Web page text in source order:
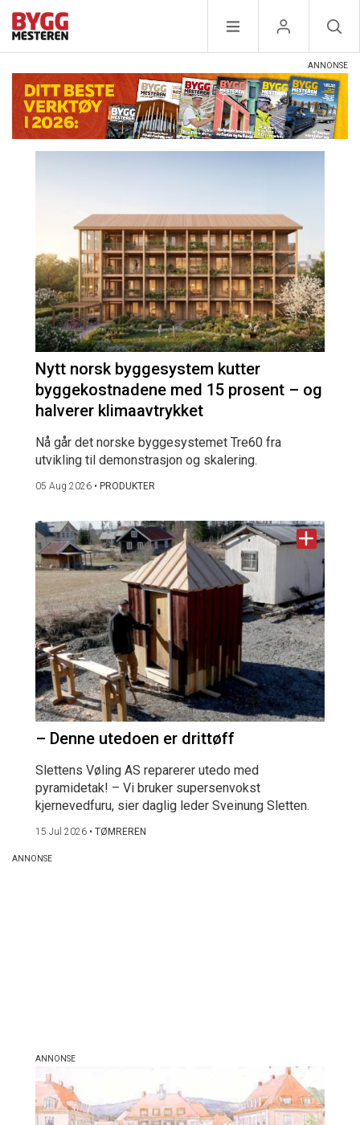
Nytt norsk byggesystem kutter
byggekostnadene med 15 prosent – og
halverer klimaavtrykket
Nå går det norske byggesystemet Tre60 fra
utvikling til demonstrasjon og skalering.
05 Aug 2026 • PRODUKTER
– Denne utedoen er drittøff
Slettens Vøling AS reparerer utedo med
pyramidetak! – Vi bruker supersenvokst
kjernevedfuru, sier daglig leder Sveinung Sletten.
15 Jul 2026 • TØMREREN